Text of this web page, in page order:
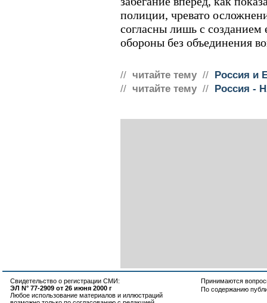
полиции, чревато
согласны лишь с созданием
обороны без объединения
// читайте тему // Россия и
// читайте тему // Россия -
Свидетельство о регистрации СМИ:
ЭЛ N° 77-2909 от 26 июня 2000 г
Любое использование материалов и иллюстраций
Принимаются
По содержанию